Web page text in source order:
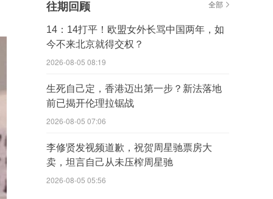
往期回顾 全部
14：14打平！欧盟女外长骂中国两年，如
今不来北京就得交权？
2026-08-05 08:19
生死自己定，香港迈出第一步？新法落地
前已揭开伦理拉锯战
2026-08-05 07:06
李修贤发视频道歉，祝贺周星驰票房大
卖，坦言自己从未压榨周星驰
2026-08-05 05:56